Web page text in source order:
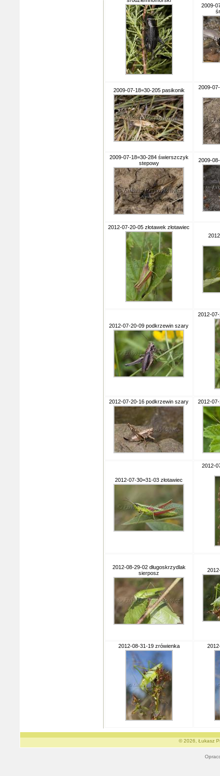
2009-
2009-07-18=30-205 pasikonik 2009-
2009-07-18=30-284 świerszczyk
stepowy
2009-
2012-07-20-05 złotawek złotawiec
2012-07-20-09 podkrzewin szary
2012-
2012-07-20-16 podkrzewin szary 2012-
2012-07-30=31-03 złotawiec
2012-
2012-08-29-02 długoskrzydlak
sierposz
2012-08-31-19 zrówienka
© 2026, Łukasz